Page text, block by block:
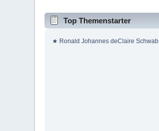
Top Themenstarter
★ Ronald Johannes deClaire Schwab